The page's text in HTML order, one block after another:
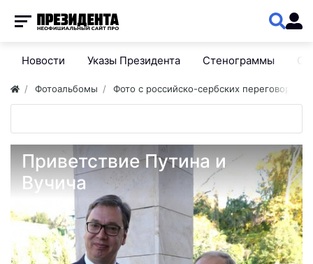
Новости Указы Президента Стенограммы
Фотоальбомы Фото с российско-сербских переговоров
Приветствие Путина и
Вучича